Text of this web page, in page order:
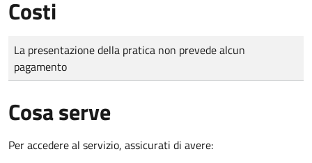
Costi
Tipo di pagamento
Importo
La presentazione della pratica non prevede alcun
pagamento
Cosa serve
Per accedere al servizio, assicurati di avere: